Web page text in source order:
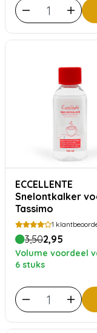
ECCELLENTE
Snelontkalker
Tassimo
1
3,502,95
Volume voordeel
6 stuks